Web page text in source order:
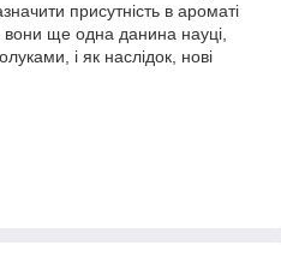
присутність в ароматі
вони ще одна данина науці,
і як наслідок, нові